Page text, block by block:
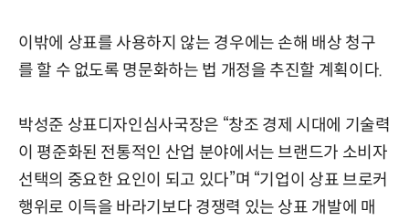
이밖에 상표를 사용하지 않는 경우에는 손해 배상 청구
를 할 수 없도록 명문화하는 법 개정을 추진할 계획이다.
박성준 상표디자인심사국장은 “창조 경제 시대에 기술력
이 평준화된 전통적인 산업 분야에서는 브랜드가 소비자
선택의 중요한 요인이 되고 있다”며 “기업이 상표 브로커
행위로 이득을 바라기보다 경쟁력 있는 상표 개발에 매